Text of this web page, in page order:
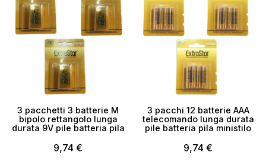
3 pacchetti 3 batterie M
bipolo rettangolo lunga
durata 9V pile batteria pila
9,74 €
3 pacchi 12 batterie AAA
telecomando lunga durata
pile batteria pila ministilo
9,74 €